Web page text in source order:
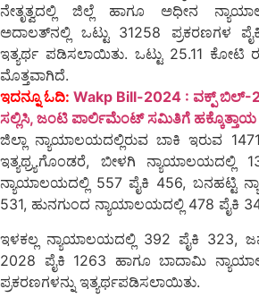
ನೇತೃತ್ವದಲ್ಲಿ ಜಿಲ್ಲೆ ಹಾಗೂ ಅಧೀನ
ಅದಾಲತ್‍ನಲ್ಲಿ ಒಟ್ಟು 31258 ಪ್ರಕರಣಗಳ
ಇತ್ಯರ್ಥ ಪಡಿಸಲಾಯಿತು. ಒಟ್ಟು 25.11 ಕೋಟಿ
ಮೊತ್ತವಾಗಿದೆ.
ಇದನ್ನೂ ಓದಿ: Wakp Bill-2024‌ : ವಕ್ಪ್ ಬಿಲ್-
ಸಲ್ಲಿಸಿ, ಜಂಟಿ ಪಾರ್ಲಿಮೆಂಟ್ ಸಮಿತಿಗೆ
ಜಿಲ್ಲಾ ನ್ಯಾಯಾಲಯದಲ್ಲಿರುವ ಬಾಕಿ ಇರುವ
ಇತ್ಯಥ್ರ್ಯಗೊಂಡರೆ, ಬೀಳಗಿ ನ್ಯಾಯಾಲಯದಲ್ಲಿ
ನ್ಯಾಯಾಲಯದಲ್ಲಿ 557 ಪೈಕಿ 456, ಬನಹಟ್ಟಿ
531, ಹುನಗುಂದ ನ್ಯಾಯಾಲಯದಲ್ಲಿ 478 ಪೈಕಿ
ಇಳಕಲ್ಲ ನ್ಯಾಯಾಲಯದಲ್ಲಿ 392 ಪೈಕಿ 323,
2028 ಪೈಕಿ 1263 ಹಾಗೂ ಬಾದಾಮಿ
ಪ್ರಕರಣಗಳನ್ನು ಇತ್ಯರ್ಥಪಡಿಸಲಾಯಿತು.